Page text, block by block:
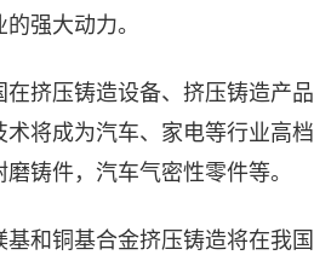
强大动力。
在挤压铸造设备、挤压铸造产
术将成为汽车、家电等行业高
铸件，汽车气密性零件等。
基和铜基合金挤压铸造将在我